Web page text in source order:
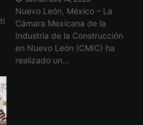
Nuevo León, México – La
Cámara Mexicana de la
Industria de la Construcción
en Nuevo León (CMIC) ha
realizado un...